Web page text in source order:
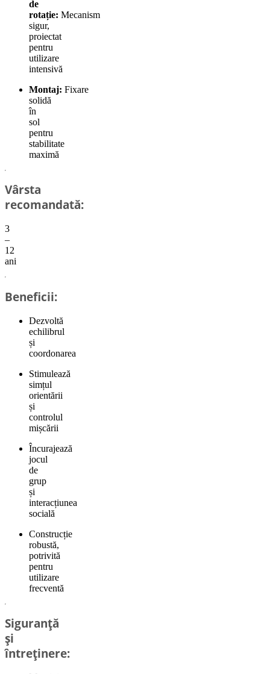
de
rotație: Mecanism
sigur,
proiectat
pentru
utilizare
intensivă
Montaj: Fixare
solidă
în
sol
pentru
stabilitate
maximă
Vârsta
recomandată:
3
–
12
ani
Beneficii:
Dezvoltă
echilibrul
și
coordonarea
Stimulează
simțul
orientării
și
controlul
mișcării
Încurajează
jocul
de
grup
și
interacțiunea
socială
Construcție
robustă,
potrivită
pentru
utilizare
frecventă
Siguranță
și
întreținere: